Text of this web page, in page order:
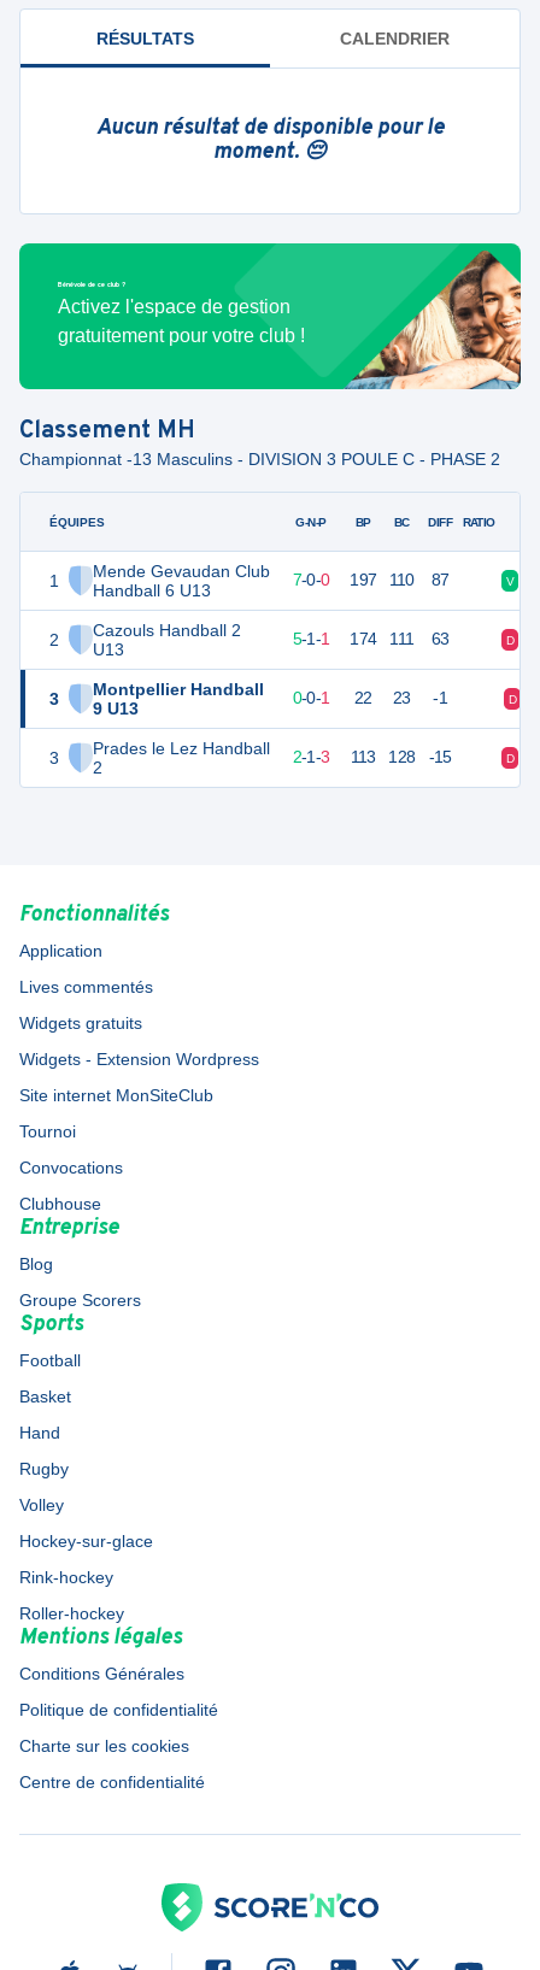
RÉSULTATS CALENDRIER
Aucun résultat de disponible pour le
moment. 😔
Bénévole de ce club ?
Activez l'espace de gestion
gratuitement pour votre club !
Classement MH
Championnat -13 Masculins - DIVISION 3 POULE C - PHASE 2
ÉQUIPES
1
Mende Gevaudan Club
Handball 6 U13
2
Cazouls Handball 2
U13
3
Montpellier Handball
9 U13
3
Prades le Lez Handball
2
G-N-P BP BC DIFF RATIO
21 7 7-0-0 197 110 87 V
18 5-1-1 174 111 63 D
1 1 0-0-1 22 23 -1 D
11 6 2-1-3 113 128 -15 D
Fonctionnalités
Application
Lives commentés
Widgets gratuits
Widgets - Extension Wordpress
Site internet MonSiteClub
Tournoi
Convocations
Clubhouse
Entreprise
Blog
Groupe Scorers
Sports
Football
Basket
Hand
Rugby
Volley
Hockey-sur-glace
Rink-hockey
Roller-hockey
Mentions légales
Conditions Générales
Politique de confidentialité
Charte sur les cookies
Centre de confidentialité